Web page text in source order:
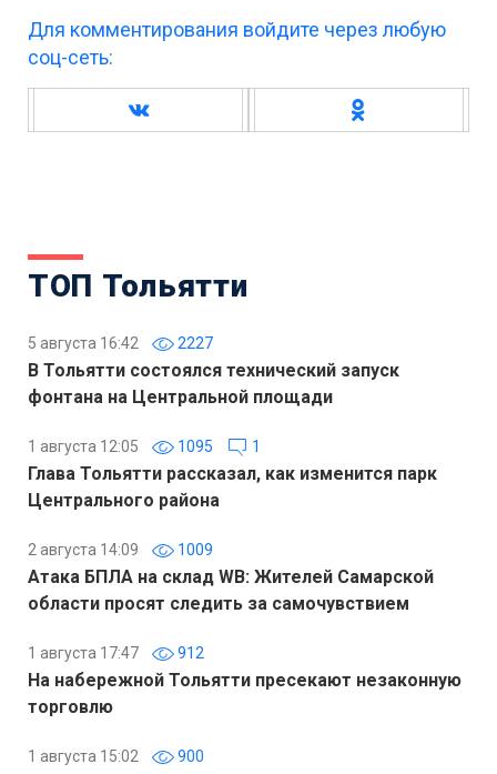
Для комментирования войдите через любую
соц-сеть:
ТОП Тольятти
5 августа 16:42 2227
В Тольятти состоялся технический запуск
фонтана на Центральной площади
1 августа 12:05 1095 1
Глава Тольятти рассказал, как изменится парк
Центрального района
2 августа 14:09 1009
Атака БПЛА на склад WB: Жителей Самарской
области просят следить за самочувствием
1 августа 17:47 912
На набережной Тольятти пресекают незаконную
торговлю
1 августа 15:02 900